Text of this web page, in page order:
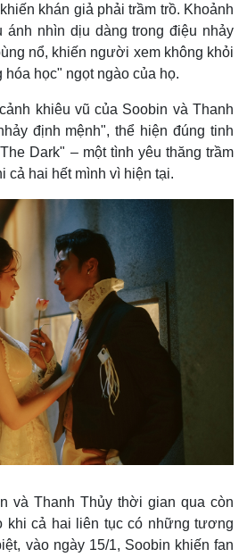
Multimedia
Video
Ảnh
Infographic
khán giả phải trầm trồ. Khoảnh
ánh nhìn dịu dàng trong điệu nhảy
nổ, khiến người xem không khỏi
học" ngọt ngào của họ.
khiêu vũ của Soobin và Thanh
định mệnh", thể hiện đúng tinh
Dark" – một tình yêu thăng trầm
cả hai hết mình vì hiện tại.
và Thanh Thủy thời gian qua còn
khi cả hai liên tục có những tương
vào ngày 15/1, Soobin khiến fan